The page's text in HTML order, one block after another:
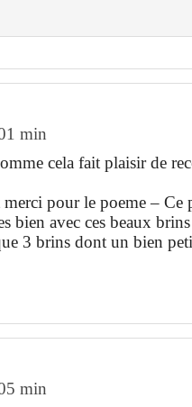
min
cela fait plaisir de
pour le poeme – Ce
bien avec ces beaux
3 brins dont un bien
min